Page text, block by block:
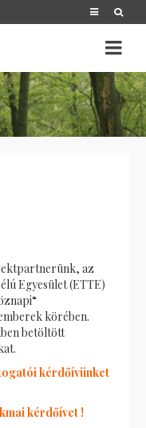
az
Egyesület (ETTE)
körében.
betöltött
kérdőívünket
kérdőívet !